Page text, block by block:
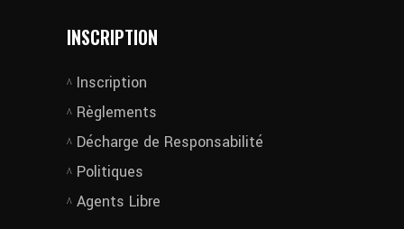
INSCRIPTION
Inscription
Règlements
Décharge de Responsabilité
Politiques
Agents Libre